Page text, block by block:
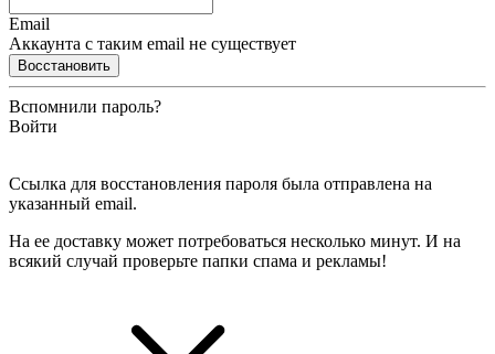
Email
Аккаунта с таким email не существует
Восстановить
Вспомнили пароль?
Войти
Ссылка для восстановления пароля была отправлена на
указанный email.
На ее доставку может потребоваться несколько минут. И на
всякий случай проверьте папки спама и рекламы!